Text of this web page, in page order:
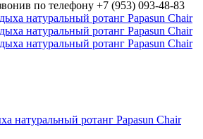
по телефону +7 (953) 093-48-83
натуральный ротанг Papasun Chair